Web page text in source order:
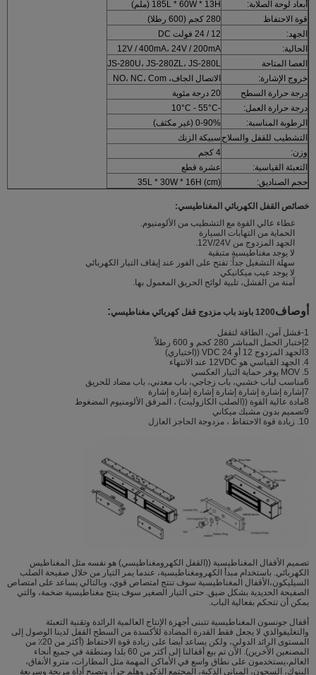
أبعاد لوحة الصلابة:
185L * 60W * 13H (ملم)
قوة الاحتفاظ
280 كجم (600 رطلا)
الجهد:
12 / 24 فولت DC
الحالية:
12V / 400mA، 24V / 200mA
العصا المتاحة
JS-280U، JS-280ZL، JS-280L
خروج الإشارة:
الاتصال الجاف، NO، NC، Com
درجة حرارة السطح
20 درجة مئوية
درجة حرارة العمل:
-10°C - 55°C
الرطوبة المناسبة:
0-90% (غير مكثف)
التشطيب للقفل والسلاح سبيكة الزنك
وزن:
4 كجم
التعبئة القياسية:
عشرة قطع
حجم الصناديق:
35L * 30W * 16H (cm)
خصائص القفل الكهربائي المغناطيسي:
غطاء عالي القوة مع التشطيب من الألومنيوم.
الحماية من التهابات السيارة
الجهد المزدوج من 12V/24V.
لا يوجد مغناطيسية متبقية
سهلة التشغيل جداً: تفتح على الفور عند إيقاف التيار الكهربائي
لا يوجد عيب ميكانيكي
آمنة من الفشل، تلبية لوائح الحريق المعمول بها.
أوصاف1200 باوند باب مزدوج قفل كهربائي مغناطيسي :
1-فشل آمن، الطاقة لتقفل
2إختبار الحمل المباشر 280 كجم و 600 رطلاً
3الجهد المزدوج 12 أو 24 VDC ((اختياري)
4. الجهد القياسي هو 12VDC عند الانتهاء
5. MOV يوفر حماية التيار العكسي
6مناسب لباب خشبي، باب زجاجي، باب معدني، باب مضاد للحريق
7إشارة إشارة إشارة إشارة إشارة إشارة إشارة
8مادة عالية القوة ((الصلب الكازوليت) ، المرفق الألومنيوم المضغوط
9تصميم بدون مشبك ميكاني
10. زيادة قوة الاحتفاظ ، مزدوجة الحاجز العازل
تصميم الأقفال المغناطيسية ((القفل الكهرومغناطيسي) هو نفسه مثل المغناطيس
الكهربائي. باستخدام مبدأ الكهرومغناطيسية، عندما يمر التيار من خلال صفيحة الصلب
السيليكون،الأقفال المغناطيسية سوف تنتج امتصاص قوي، وبالتالي يساعد على امتصاص
الصفيحة الحديدية بشكل ضيق. حتى التيار الصغير سوف ينتج مغناطيسية ضخمة، والتي
يمكن أن تتحكم بفعالية الباب.
أقفال جونسون المغناطيسية تتبنى أجهزة الإنتاج العالمية الرائدة وتقنية التعبئة
والتغليفوالذي لا يجعل فقط القدرة المضادة للأكسدة من السطح القفل لدينا الوصول إلى
المستوى الرائد الدولي، ولكن يساعد أيضا على زيادة قوة الاحتفاظ (أكثر من 20٪ من
المصنعين الآخرين). الآن تم بيع أقفالنا إلى أكثر من 60 بلدا ومنطقة في جميع أنحاء
العالم،يستخدمون على نطاق واسع في الأماكن المهمة مثل المطارات، مترو الأنفاق،
البنوك، السجون، المباني الذكية، المجتمع الذكي وهلم جرا، وتصبح أداة مريحة وسريعة